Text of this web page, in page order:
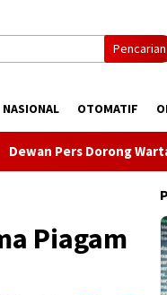
Pencarian
NASIONAL OTOMATIF
Dorong Wartawan
Piagam